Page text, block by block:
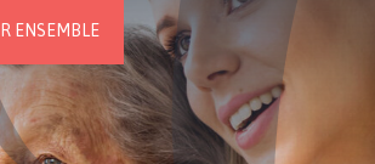
ENSEMBLE